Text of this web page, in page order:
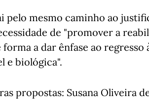
pelo mesmo caminho ao
de "promover a
forma a dar ênfase ao
e biológica".
propostas: Susana Oliveira